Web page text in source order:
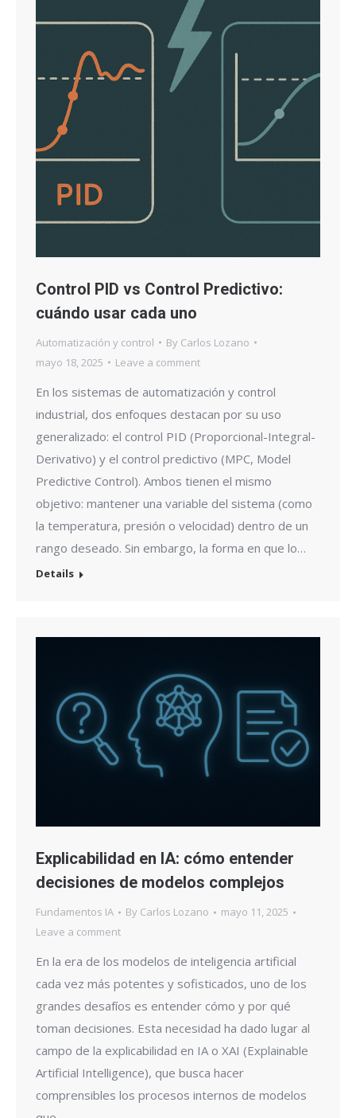
Control PID vs Control Predictivo:
cuándo usar cada uno
Automatización y control By Carlos Lozano
mayo 18, 2025
Leave a comment
En los sistemas de automatización y control
industrial, dos enfoques destacan por su uso
generalizado: el control PID (Proporcional-Integral-
Derivativo) y el control predictivo (MPC, Model
Predictive Control). Ambos tienen el mismo
objetivo: mantener una variable del sistema (como
la temperatura, presión o velocidad) dentro de un
rango deseado. Sin embargo, la forma en que lo…
Details
Explicabilidad en IA: cómo entender
decisiones de modelos complejos
Fundamentos IA By Carlos Lozano
mayo 11, 2025
Leave a comment
En la era de los modelos de inteligencia artificial
cada vez más potentes y sofisticados, uno de los
grandes desafíos es entender cómo y por qué
toman decisiones. Esta necesidad ha dado lugar al
campo de la explicabilidad en IA o XAI (Explainable
Artificial Intelligence), que busca hacer
comprensibles los procesos internos de modelos